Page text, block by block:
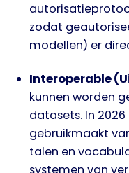
zodat
modellen) er
Interoperable
kunnen worden
datasets. In
gebruikmaakt
talen en